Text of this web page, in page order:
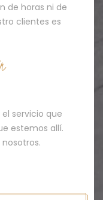
de horas ni de
clientes es
servicio que
estemos allí.